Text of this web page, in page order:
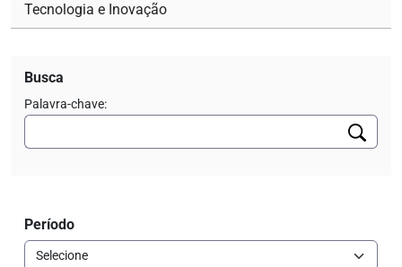
Tecnologia e Inovação
Busca
Palavra-chave:
Período